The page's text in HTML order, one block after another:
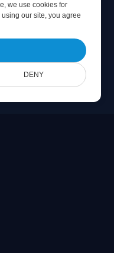
we use cookies for
our site, you agree
DENY